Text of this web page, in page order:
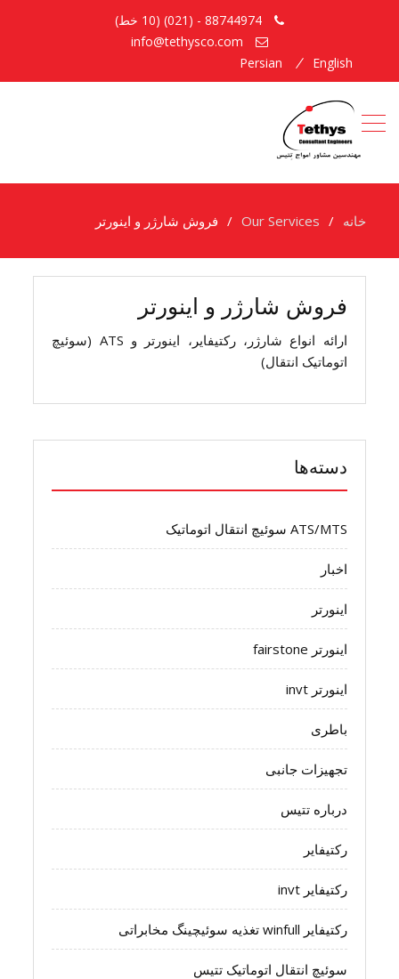
English
Persian
خانه Our Services فروش شارژر و اینورتر
فروش شارژر و اینورتر
ارائه انواع شارژر، رکتیفایر، اینورتر و ATS (سوئیچ
اتوماتیک انتقال)
دسته‌ها
ATS/MTS سوئیچ انتقال اتوماتیک
اخبار
اینورتر
اینورتر fairstone
اینورتر invt
باطری
تجهیزات جانبی
درباره تتیس
رکتیفایر
رکتیفایر invt
رکتیفایر winfull تغذیه سوئیچینگ مخابراتی
سوئیچ انتقال اتوماتیک تتیس